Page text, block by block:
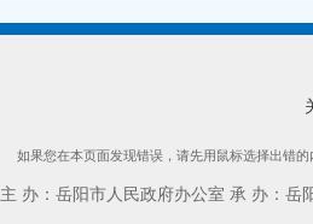
如果您在本页面发现错误，请先用鼠标选择出错的
主 办：岳阳市人民政府办公室 承 办：